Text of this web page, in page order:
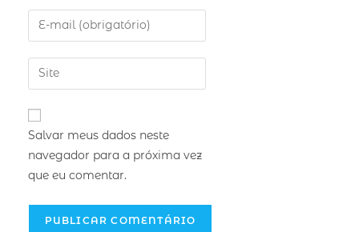
Salvar meus dados neste
navegador para a próxima vez
que eu comentar.